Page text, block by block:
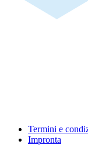
Termini e
Impronta